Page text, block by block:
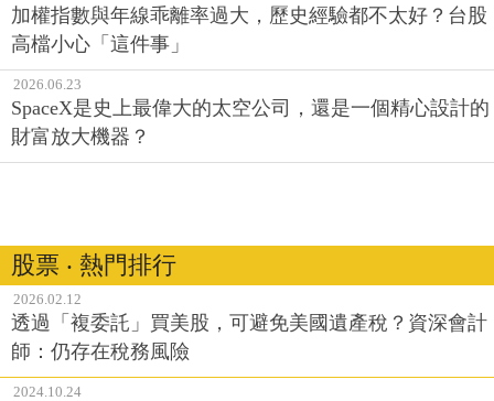
加權指數與年線乖離率過大，歷史經驗都不太好？台股
高檔小心「這件事」
2026.06.23
SpaceX是史上最偉大的太空公司，還是一個精心設計的
財富放大機器？
股票 ‧ 熱門排行
2026.02.12
透過「複委託」買美股，可避免美國遺產稅？資深會計
師：仍存在稅務風險
2024.10.24